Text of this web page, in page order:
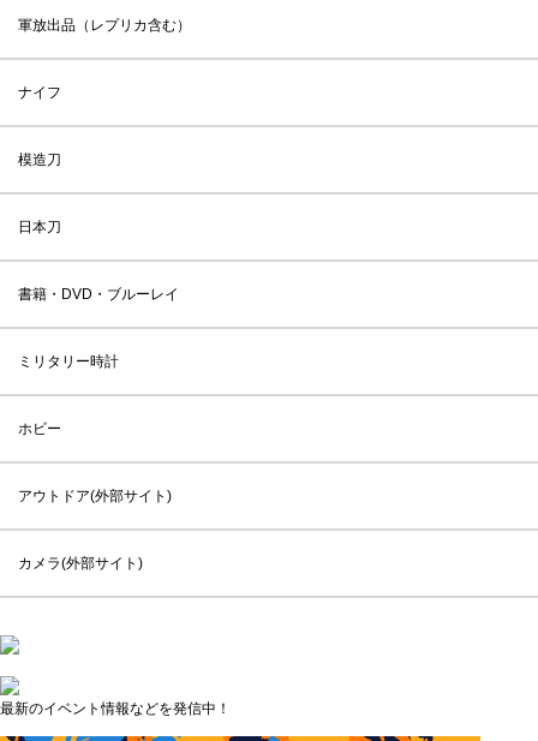
軍放出品（レプリカ含む）
ナイフ
模造刀
日本刀
書籍・DVD・ブルーレイ
ミリタリー時計
ホビー
アウトドア(外部サイト)
カメラ(外部サイト)
最新のイベント情報などを発信中！